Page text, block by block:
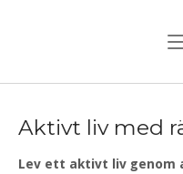
Aktivt liv med
Lev ett aktivt liv